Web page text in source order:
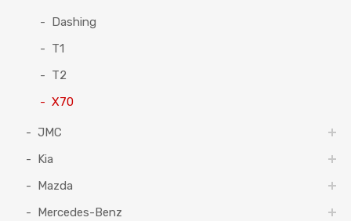
Dashing
T1
T2
X70
JMC
Kia
Mazda
Mercedes-Benz